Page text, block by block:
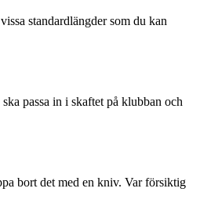
standardlängder som du kan
passa in i skaftet på klubban och
bort det med en kniv. Var försiktig